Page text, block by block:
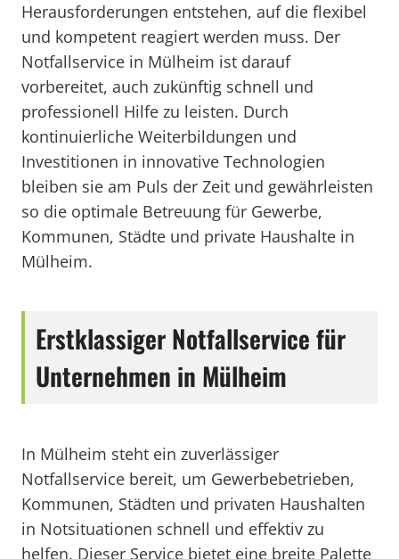
Herausforderungen entstehen, auf die flexibel
und kompetent reagiert werden muss. Der
Notfallservice in Mülheim ist darauf
vorbereitet, auch zukünftig schnell und
professionell Hilfe zu leisten. Durch
kontinuierliche Weiterbildungen und
Investitionen in innovative Technologien
bleiben sie am Puls der Zeit und gewährleisten
so die optimale Betreuung für Gewerbe,
Kommunen, Städte und private Haushalte in
Mülheim.
Erstklassiger Notfallservice für
Unternehmen in Mülheim
In Mülheim steht ein zuverlässiger
Notfallservice bereit, um Gewerbebetrieben,
Kommunen, Städten und privaten Haushalten
in Notsituationen schnell und effektiv zu
helfen. Dieser Service bietet eine breite Palette